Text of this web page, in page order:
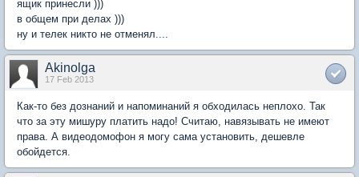
ящик принесли )))
в общем при делах )))
ну и телек никто не отменял....
Akinolga
17 Feb 2013
Как-то без дознаний и напоминаний я обходилась неплохо. Так
что за эту мишуру платить надо! Считаю, навязывать не имеют
права. А видеодомофон я могу сама установить, дешевле
обойдется.